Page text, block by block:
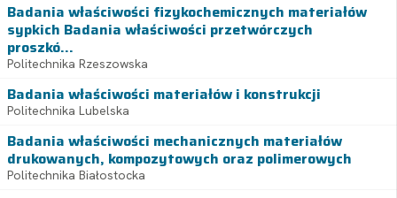
Badania właściwości fizykochemicznych materiałów
sypkich Badania właściwości przetwórczych
proszkó...
Politechnika Rzeszowska
Badania właściwości materiałów i konstrukcji
Politechnika Lubelska
Badania właściwości mechanicznych materiałów
drukowanych, kompozytowych oraz polimerowych
Politechnika Białostocka